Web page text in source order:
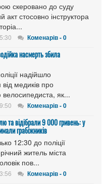
скеровано до суду
акт стосовно інструктора
Коменарів - 0
насмерть збила
надійшло
медиків про
велосипедиста, як...
Коменарів - 0
та відібрали 9 000 гривень: у
грабіжників
12:30 до поліції
житель міста
пов...
Коменарів - 0